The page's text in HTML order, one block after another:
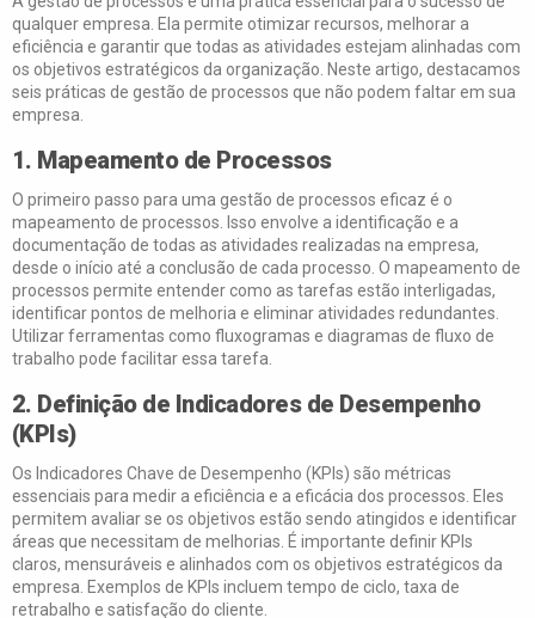
qualquer empresa. Ela permite otimizar recursos, melhorar a
eficiência e garantir que todas as atividades estejam alinhadas com
os objetivos estratégicos da organização. Neste artigo, destacamos
seis práticas de gestão de processos que não podem faltar em sua
empresa.
1. Mapeamento de Processos
O primeiro passo para uma gestão de processos eficaz é o
mapeamento de processos. Isso envolve a identificação e a
documentação de todas as atividades realizadas na empresa,
desde o início até a conclusão de cada processo. O mapeamento de
processos permite entender como as tarefas estão interligadas,
identificar pontos de melhoria e eliminar atividades redundantes.
Utilizar ferramentas como fluxogramas e diagramas de fluxo de
trabalho pode facilitar essa tarefa.
2. Definição de Indicadores de Desempenho
(KPIs)
Os Indicadores Chave de Desempenho (KPIs) são métricas
essenciais para medir a eficiência e a eficácia dos processos. Eles
permitem avaliar se os objetivos estão sendo atingidos e identificar
áreas que necessitam de melhorias. É importante definir KPIs
claros, mensuráveis e alinhados com os objetivos estratégicos da
empresa. Exemplos de KPIs incluem tempo de ciclo, taxa de
retrabalho e satisfação do cliente.